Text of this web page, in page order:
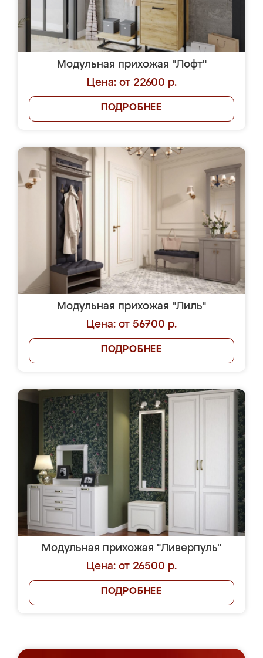
Модульная прихожая "Лофт"
Цена: от 22600 р.
ПОДРОБНЕЕ
Модульная прихожая "Лиль"
Цена: от 56700 р.
ПОДРОБНЕЕ
Модульная прихожая "Ливерпуль"
Цена: от 26500 р.
ПОДРОБНЕЕ